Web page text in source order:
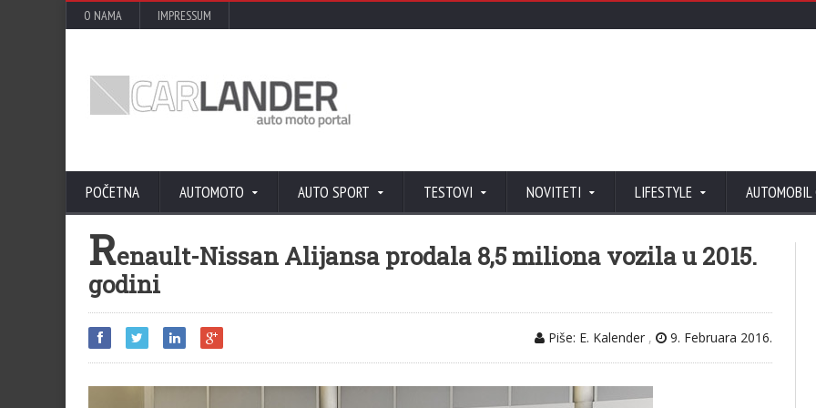
O NAMA IMPRESSUM
POČETNA AUTOMOTO AUTO SPORT TESTOVI NOVITETI LIFESTYLE AUTOMOBIL
Renault-Nissan Alijansa prodala 8,5 miliona vozila u 2015.
godini
Piše: E. Kalender , 9. Februara 2016.